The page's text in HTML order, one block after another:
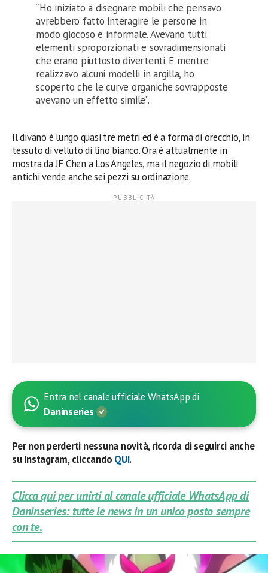
“Ho iniziato a disegnare mobili che pensavo
avrebbero fatto interagire le persone in
modo giocoso e informale. Avevano tutti
elementi sproporzionati e sovradimensionati
che erano piuttosto divertenti. E mentre
realizzavo alcuni modelli in argilla, ho
scoperto che le curve organiche sovrapposte
avevano un effetto simile”.
Il divano è lungo quasi tre metri ed è a forma di orecchio, in
tessuto di velluto di lino bianco. Ora è attualmente in
mostra da JF Chen a Los Angeles, ma il negozio di mobili
antichi vende anche sei pezzi su ordinazione.
Entra nel canale ufficiale WhatsApp di
Daninseries
Per non perderti nessuna novità, ricorda di seguirci anche
su Instagram, cliccando QUI.
Clicca qui per unirti al canale ufficiale WhatsApp di
Daninseries: tutte le news in un unico posto sempre
con te.